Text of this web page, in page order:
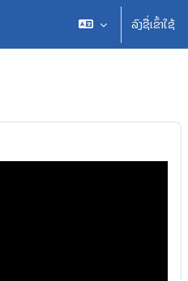
ລົງຊື່ເຂົ້າໃຊ້